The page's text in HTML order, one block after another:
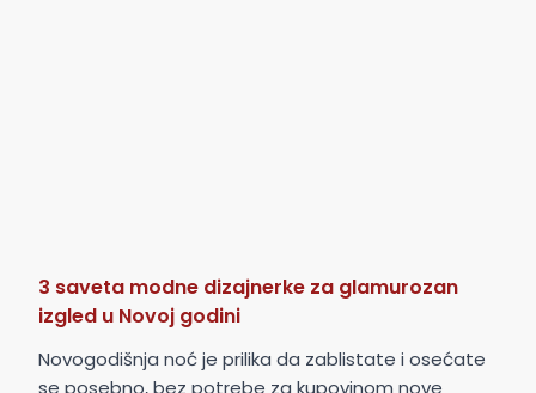
3 saveta modne dizajnerke za glamurozan
izgled u Novoj godini
Novogodišnja noć je prilika da zablistate i osećate
se posebno, bez potrebe za kupovinom nove